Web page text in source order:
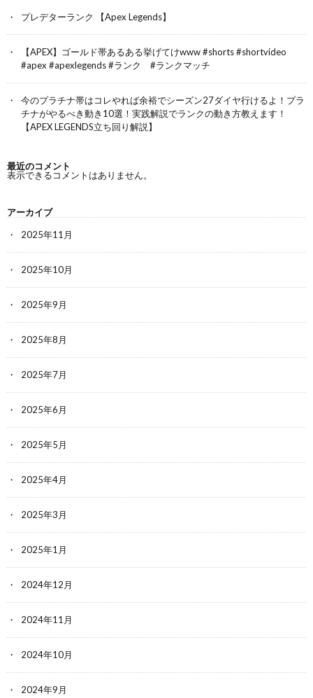
プレデターランク 【Apex Legends】
【APEX】ゴールド帯あるある挙げてけwww #shorts #shortvideo
#apex #apexlegends #ランク #ランクマッチ
今のプラチナ帯はコレやれば余裕でシーズン27ダイヤ行けるよ！プラ
チナがやるべき動き10選！実践解説でランクの動き方教えます！
【APEX LEGENDS立ち回り解説】
最近のコメント
表示できるコメントはありません。
アーカイブ
2025年11月
2025年10月
2025年9月
2025年8月
2025年7月
2025年6月
2025年5月
2025年4月
2025年3月
2025年1月
2024年12月
2024年11月
2024年10月
2024年9月